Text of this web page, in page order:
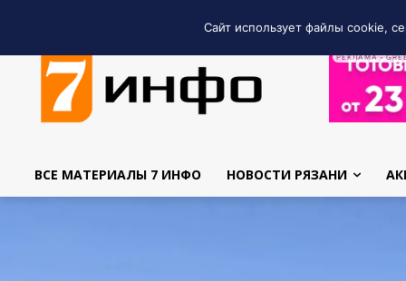
РЕКЛАМА •
ВСЕ МАТЕРИАЛЫ 7 ИНФО НОВОСТИ РЯЗАНИ
Сайт использует файлы cookie,